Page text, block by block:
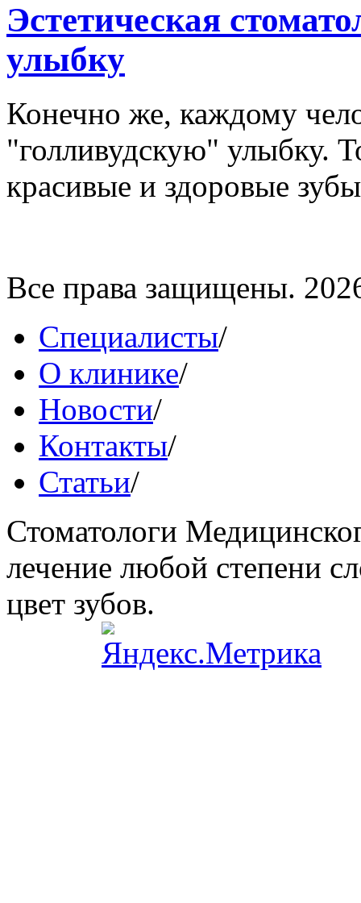
Эстетическая
улыбку
Конечно же, каждому
"голливудскую" улыбку.
красивые и здоровые
Все права защищены.
Специалисты/
О клинике/
Новости/
Контакты/
Статьи/
Стоматологи
лечение любой степени
цвет зубов.